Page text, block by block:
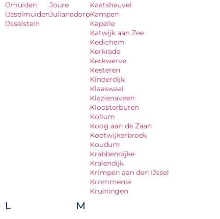
IJmuiden
IJsselmuiden
IJsselstein
Joure
Julianadorp
Kaatsheuvel
Kampen
Kapelle
Katwijk aan Zee
Kedichem
Kerkrade
Kerkwerve
Kesteren
Kinderdijk
Klaaswaal
Klazienaveen
Kloosterburen
Kollum
Koog aan de Zaan
Kootwijkerbroek
Koudum
Krabbendijke
Kralendijk
Krimpen aan den IJssel
Krommenie
Kruiningen
L M